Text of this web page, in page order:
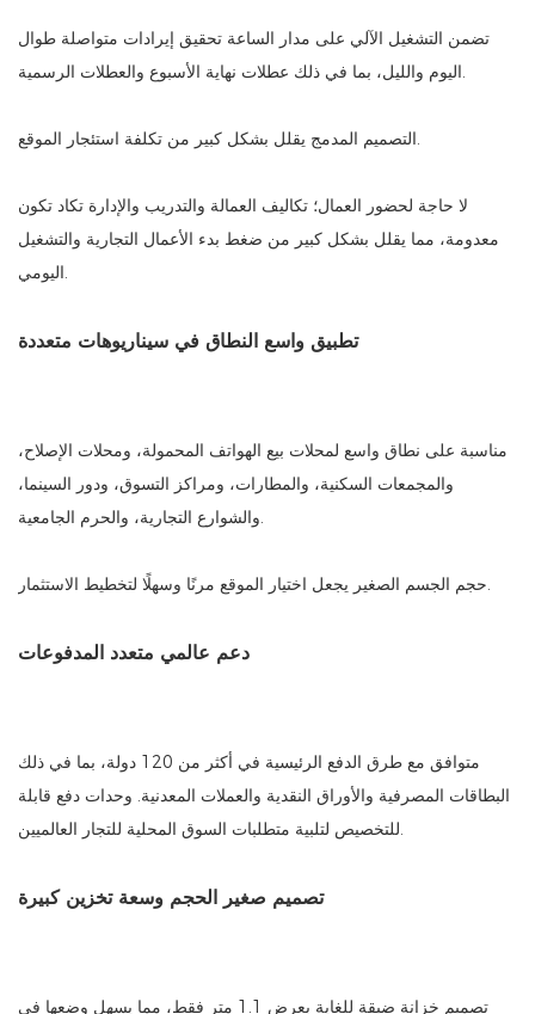
تضمن التشغيل الآلي على مدار الساعة تحقيق إيرادات متواصلة طوال
اليوم والليل، بما في ذلك عطلات نهاية الأسبوع والعطلات الرسمية.
التصميم المدمج يقلل بشكل كبير من تكلفة استئجار الموقع.
لا حاجة لحضور العمال؛ تكاليف العمالة والتدريب والإدارة تكاد تكون
معدومة، مما يقلل بشكل كبير من ضغط بدء الأعمال التجارية والتشغيل
اليومي.
تطبيق واسع النطاق في سيناريوهات متعددة
مناسبة على نطاق واسع لمحلات بيع الهواتف المحمولة، ومحلات الإصلاح،
والمجمعات السكنية، والمطارات، ومراكز التسوق، ودور السينما،
والشوارع التجارية، والحرم الجامعية.
حجم الجسم الصغير يجعل اختيار الموقع مرنًا وسهلًا لتخطيط الاستثمار.
دعم عالمي متعدد المدفوعات
متوافق مع طرق الدفع الرئيسية في أكثر من 120 دولة، بما في ذلك
البطاقات المصرفية والأوراق النقدية والعملات المعدنية. وحدات دفع قابلة
للتخصيص لتلبية متطلبات السوق المحلية للتجار العالميين.
تصميم صغير الحجم وسعة تخزين كبيرة
تصميم خزانة ضيقة للغاية بعرض 1.1 متر فقط، مما يسهل وضعها في